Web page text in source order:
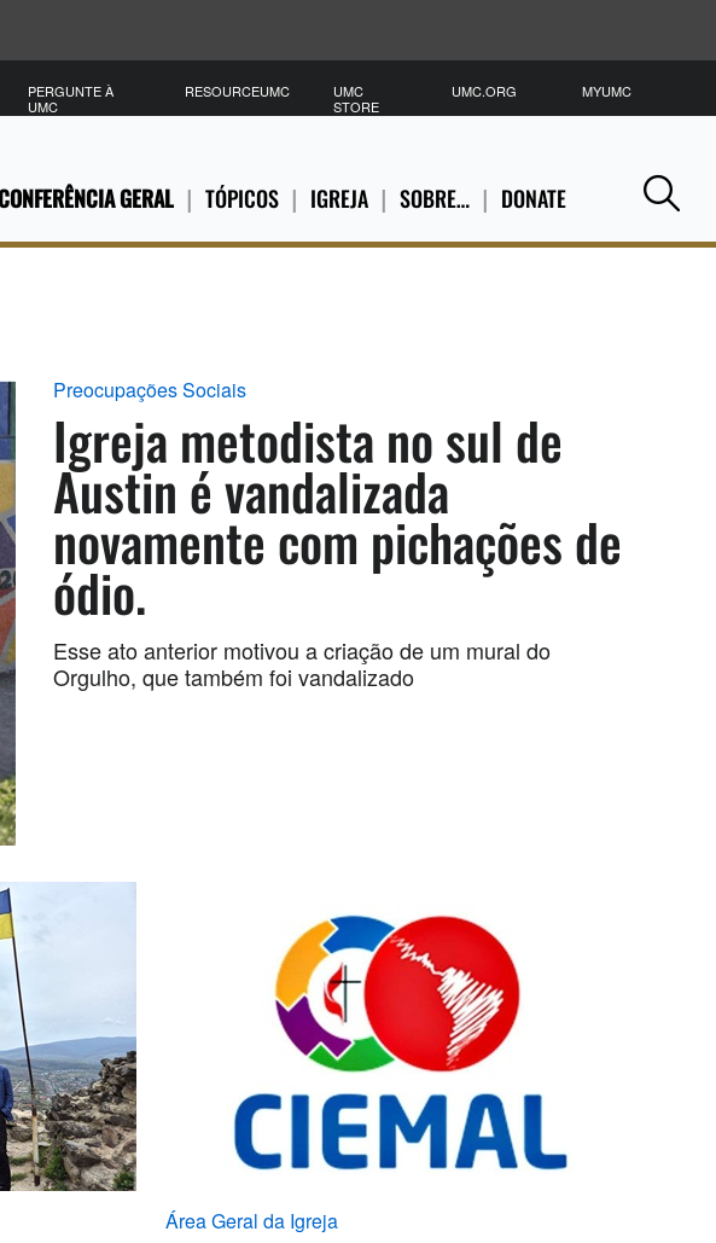
GERAL TÓPICOS IGREJA SOBRE… DONATE
PERGUNTE À
UMC
RESOURCEUMC
UMC
STORE
UMC.ORG MYUMC
Preocupações Sociais
Igreja metodista no sul de
Austin é vandalizada
novamente com pichações de
ódio.
Esse ato anterior motivou a criação de um mural do
Orgulho, que também foi vandalizado
Área Geral da Igreja